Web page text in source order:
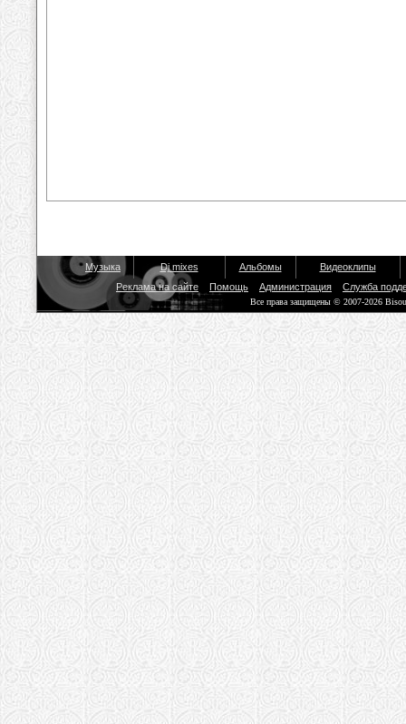
Музыка Dj mixes Альбомы
Видеоклипы
Реклама на сайте
Помощь Администрация Служба
Все права защищены © 2007-2026